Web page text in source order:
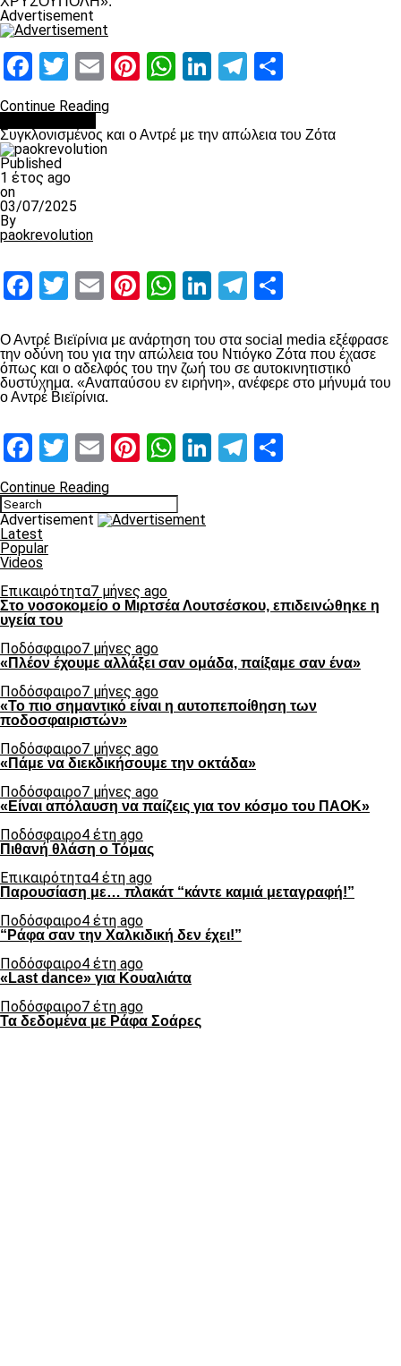
Advertisement
Facebook
Twitter
EmailPinterest
WhatsApp
LinkedIn
Telegram
Continue Reading
Συγκλονισμένος και ο Αντρέ με την απώλεια του Ζότα
Published
1 έτος ago
on
03/07/2025
By
paokrevolution
Facebook
Twitter
EmailPinterest
WhatsApp
LinkedIn
Telegram
Ο Αντρέ Βιεϊρίνια με ανάρτηση του στα social media εξέφρασε
την οδύνη του για την απώλεια του Ντιόγκο Ζότα που έχασε
όπως και ο αδελφός του την ζωή του σε αυτοκινητιστικό
δυστύχημα. «Αναπαύσου εν ειρήνη», ανέφερε στο μήνυμά του
ο Αντρέ Βιεϊρίνια.
Facebook
Twitter
EmailPinterest
WhatsApp
LinkedIn
Telegram
Continue Reading
Advertisement
Latest
Popular
Videos
Επικαιρότητα7 μήνες ago
Στο νοσοκομείο ο Μιρτσέα Λουτσέσκου, επιδεινώθηκε η
υγεία του
Ποδόσφαιρο7 μήνες ago
«Πλέον έχουμε αλλάξει σαν ομάδα, παίξαμε σαν ένα»
Ποδόσφαιρο7 μήνες ago
«Το πιο σημαντικό είναι η αυτοπεποίθηση των
ποδοσφαιριστών»
Ποδόσφαιρο7 μήνες ago
«Πάμε να διεκδικήσουμε την οκτάδα»
Ποδόσφαιρο7 μήνες ago
«Είναι απόλαυση να παίζεις για τον κόσμο του ΠΑΟΚ»
Ποδόσφαιρο4 έτη ago
Πιθανή θλάση ο Τόμας
Επικαιρότητα4 έτη ago
Παρουσίαση με… πλακάτ “κάντε καμιά μεταγραφή!”
Ποδόσφαιρο4 έτη ago
“Ράφα σαν την Χαλκιδική δεν έχει!”
Ποδόσφαιρο4 έτη ago
«Last dance» για Κουαλιάτα
Ποδόσφαιρο7 έτη ago
Τα δεδομένα με Ράφα Σοάρες